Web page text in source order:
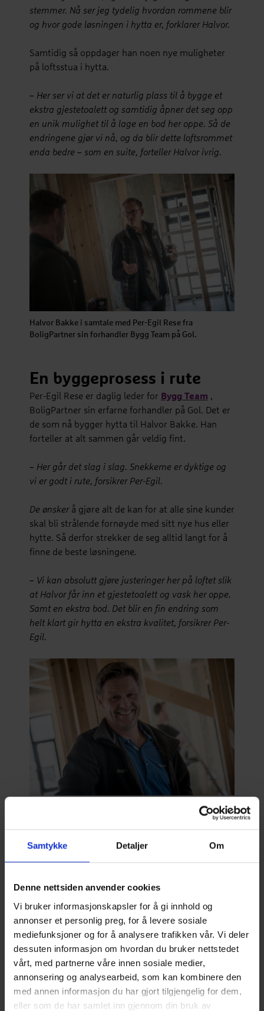
Samtykke Detaljer Om
Denne nettsiden anvender cookies
Vi bruker informasjonskapsler for å gi innhold og
annonser et personlig preg, for å levere sosiale
mediefunksjoner og for å analysere trafikken vår. Vi deler
dessuten informasjon om hvordan du bruker nettstedet
vårt, med partnerne våre innen sosiale medier,
annonsering og analysearbeid, som kan kombinere den
med annen informasjon du har gjort tilgjengelig for dem,
eller som de har samlet inn gjennom din bruk av
stemmer. Nå ser jeg tydelig hvordan rommene blir
og hvor gode løsningen i hytta er, forklarer Halvor.
Samtidig så oppdager han noen nye muligheter
på loftsstua i hytta.
– Her ser vi at det er naturlig plass til å bygge et
ekstra gjestetoalett og samtidig åpner det seg opp
en unik mulighet til å lage en bod her oppe. Så de
endringene gjør vi nå, og da blir dette loftsrommet
enda bedre – som en suite, forteller Halvor ivrig.
Halvor Bakke i samtale med Per-Egil Rese fra
BoligPartner sin forhandler Bygg Team på Gol.
En byggeprosess i rute
Per-Egil Rese er daglig leder for Bygg Team ,
BoligPartner sin erfarne forhandler på Gol. Det er
de som nå bygger hytta til Halvor Bakke. Han
forteller at alt sammen går veldig fint.
– Her går det slag i slag. Snekkerne er dyktige og
vi er godt i rute, forsikrer Per-Egil.
De ønsker å gjøre alt de kan for at alle sine kunder
skal bli strålende fornøyde med sitt nye hus eller
hytte. Så derfor strekker de seg alltid langt for å
finne de beste løsningene.
– Vi kan absolutt gjøre justeringer her på loftet slik
at Halvor får inn et gjestetoalett og vask her oppe.
Samt en ekstra bod. Det blir en fin endring som
helt klart gir hytta en ekstra kvalitet, forsikrer Per-
Egil.
Per-Egil Rese, daglig leder hos BoligPartner sin
Nå fortsetter snekkerarbeidet med å lage taket
starte på sin jobb. Videre skal hytta få innvendig
panel på plass og utvendig kledning mens
mureren skal starte opp med pipe og peiser.
Halvor spent på kledningen
Halvor gleder seg veldig til fortsettelsen. Akkurat
nå er han veldig spent på å se hvordan
kledningen og fargen på hytta blir.